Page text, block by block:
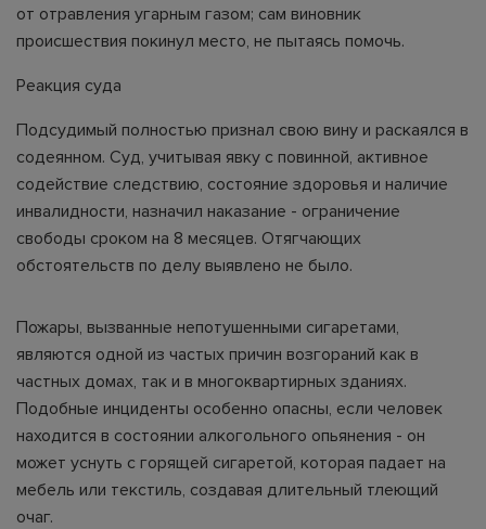
от отравления угарным газом; сам виновник
происшествия покинул место, не пытаясь помочь.
Реакция суда
Подсудимый полностью признал свою вину и раскаялся в
содеянном. Суд, учитывая явку с повинной, активное
содействие следствию, состояние здоровья и наличие
инвалидности, назначил наказание - ограничение
свободы сроком на 8 месяцев. Отягчающих
обстоятельств по делу выявлено не было.
Пожары, вызванные непотушенными сигаретами,
являются одной из частых причин возгораний как в
частных домах, так и в многоквартирных зданиях.
Подобные инциденты особенно опасны, если человек
находится в состоянии алкогольного опьянения - он
может уснуть с горящей сигаретой, которая падает на
мебель или текстиль, создавая длительный тлеющий
очаг.